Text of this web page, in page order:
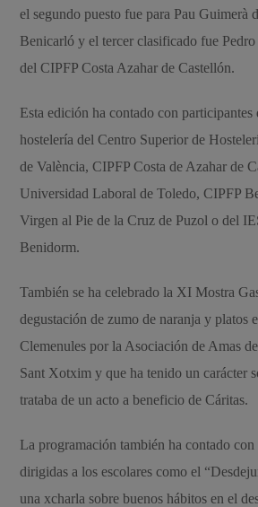
el segundo puesto fue para Pau Guimerà
Benicarló y el tercer clasificado fue
del CIPFP Costa Azahar de Castellón.
Esta edición ha contado con participantes
hostelería del Centro Superior de
de València, CIPFP Costa de Azahar de
Universidad Laboral de Toledo, CIPFP
Virgen al Pie de la Cruz de Puzol o del
Benidorm.
También se ha celebrado la XI Mostra
degustación de zumo de naranja y platos
Clemenules por la Asociación de Amas
Sant Xotxim y que ha tenido un carácter
trataba de un acto a beneficio de Cáritas.
La programación también ha contado
dirigidas a los escolares como el
una xcharla sobre buenos hábitos en el